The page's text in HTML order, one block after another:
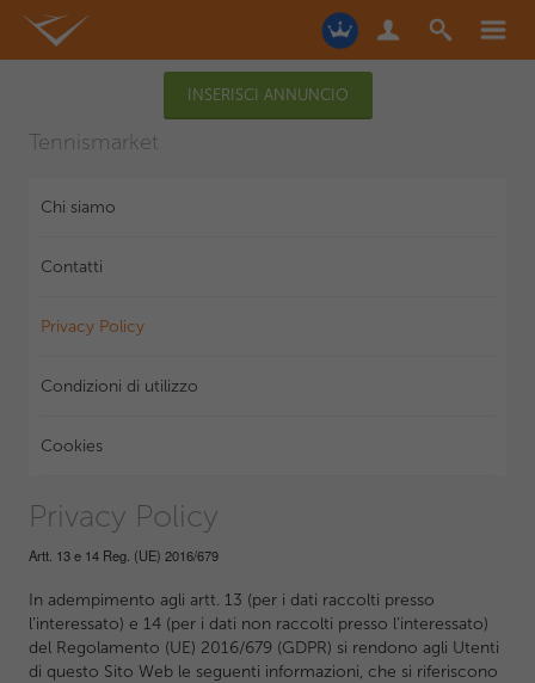
INSERISCI ANNUNCIO
Tennismarket
Chi siamo
Contatti
Privacy Policy
Condizioni di utilizzo
Cookies
Privacy Policy
Artt. 13 e 14 Reg. (UE) 2016/679
In adempimento agli artt. 13 (per i dati raccolti presso
l’interessato) e 14 (per i dati non raccolti presso l’interessato)
del Regolamento (UE) 2016/679 (GDPR) si rendono agli Utenti
di questo Sito Web le seguenti informazioni, che si riferiscono